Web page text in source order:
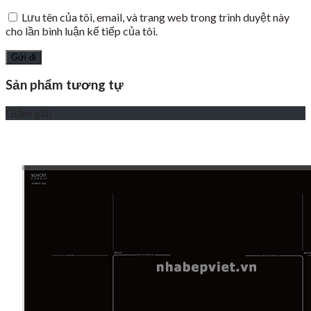
Lưu tên của tôi, email, và trang web trong trình duyệt này
cho lần bình luận kế tiếp của tôi.
Sản phẩm tương tự